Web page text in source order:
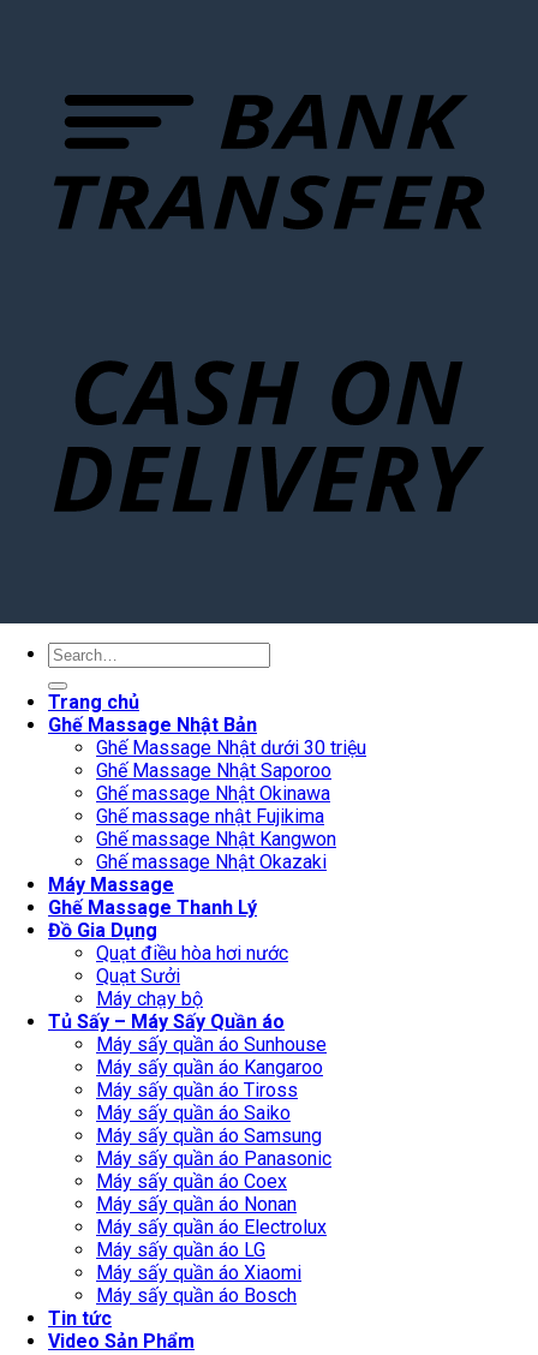
Search
Trang chủ
Ghế Massage Nhật Bản
Ghế Massage Nhật dưới 30 triệu
Ghế Massage Nhật Saporoo
Ghế massage Nhật Okinawa
Ghế massage nhật Fujikima
Ghế massage Nhật Kangwon
Ghế massage Nhật Okazaki
Máy Massage
Ghế Massage Thanh Lý
Đồ Gia Dụng
Quạt điều hòa hơi nước
Quạt Sưởi
Máy chạy bộ
Tủ Sấy – Máy Sấy Quần áo
Máy sấy quần áo Sunhouse
Máy sấy quần áo Kangaroo
Máy sấy quần áo Tiross
Máy sấy quần áo Saiko
Máy sấy quần áo Samsung
Máy sấy quần áo Panasonic
Máy sấy quần áo Coex
Máy sấy quần áo Nonan
Máy sấy quần áo Electrolux
Máy sấy quần áo LG
Máy sấy quần áo Xiaomi
Máy sấy quần áo Bosch
Tin tức
Video Sản Phẩm